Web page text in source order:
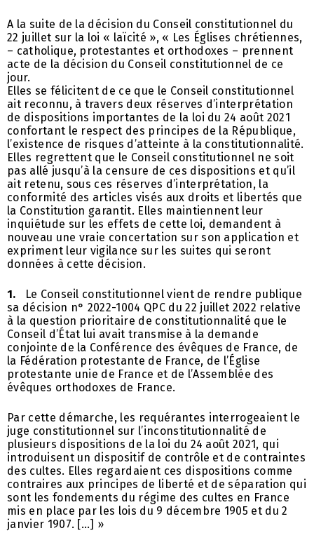
A la suite de la décision du Conseil constitutionnel du
22 juillet sur la loi « laïcité », « Les Églises chrétiennes,
– catholique, protestantes et orthodoxes – prennent
acte de la décision du Conseil constitutionnel de ce
jour.
Elles se félicitent de ce que le Conseil constitutionnel
ait reconnu, à travers deux réserves d’interprétation
de dispositions importantes de la loi du 24 août 2021
confortant le respect des principes de la République,
l’existence de risques d’atteinte à la constitutionnalité.
Elles regrettent que le Conseil constitutionnel ne soit
pas allé jusqu’à la censure de ces dispositions et qu’il
ait retenu, sous ces réserves d’interprétation, la
conformité des articles visés aux droits et libertés que
la Constitution garantit. Elles maintiennent leur
inquiétude sur les effets de cette loi, demandent à
nouveau une vraie concertation sur son application et
expriment leur vigilance sur les suites qui seront
données à cette décision.
1.
Le Conseil constitutionnel vient de rendre publique
sa décision n° 2022-1004 QPC du 22 juillet 2022 relative
à la question prioritaire de constitutionnalité que le
Conseil d’État lui avait transmise à la demande
conjointe de la Conférence des évêques de France, de
la Fédération protestante de France, de l’Église
protestante unie de France et de l’Assemblée des
évêques orthodoxes de France.
Par cette démarche, les requérantes interrogeaient le
juge constitutionnel sur l’inconstitutionnalité de
plusieurs dispositions de la loi du 24 août 2021, qui
introduisent un dispositif de contrôle et de contraintes
des cultes. Elles regardaient ces dispositions comme
contraires aux principes de liberté et de séparation qui
sont les fondements du régime des cultes en France
mis en place par les lois du 9 décembre 1905 et du 2
janvier 1907. […] »